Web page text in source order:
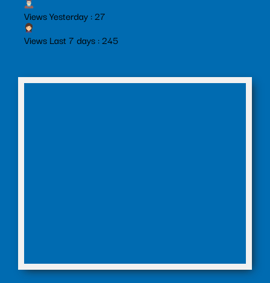
Views Yesterday : 27
Views Last 7 days : 245